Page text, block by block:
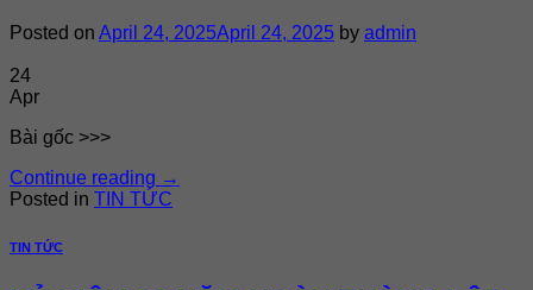
Posted on April 24, 2025April 24, 2025 by admin
24
Apr
Bài gốc >>>
Continue reading →
Posted in TIN TỨC
TIN TỨC